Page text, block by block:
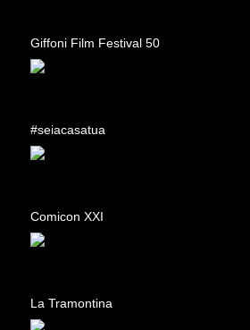
Giffoni Film Festival 50
#seiacasatua
Comicon XXI
La Tramontina